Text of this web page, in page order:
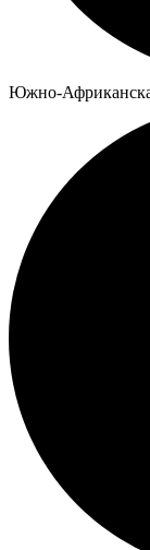
Южно-